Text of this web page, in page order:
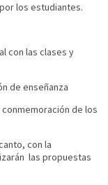
los estudiantes.
con las clases y
de enseñanza
de los
con la
las propuestas